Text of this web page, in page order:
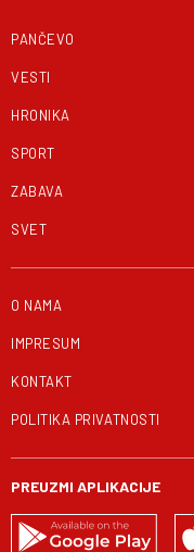
PANČEVO
VESTI
HRONIKA
SPORT
ZABAVA
SVET
O NAMA
IMPRESUM
KONTAKT
POLITIKA PRIVATNOSTI
PREUZMI APLIKACIJE